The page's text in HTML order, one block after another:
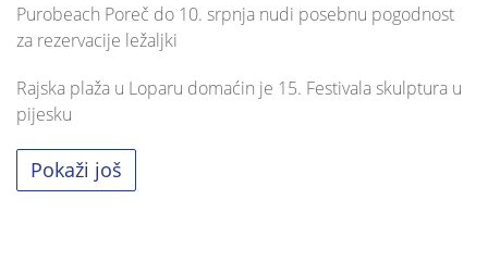
Purobeach Poreč do 10. srpnja nudi posebnu pogodnost
za rezervacije ležaljki
Rajska plaža u Loparu domaćin je 15. Festivala skulptura u
pijesku
Pokaži još